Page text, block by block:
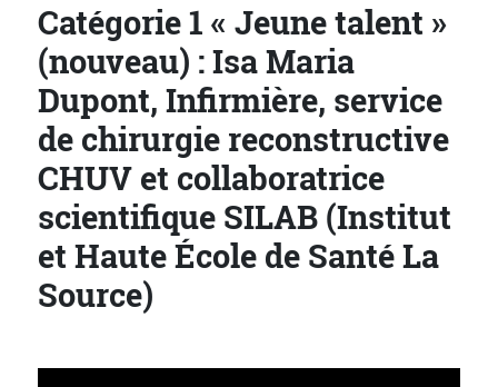
Catégorie 1 « Jeune talent »
(nouveau) : Isa Maria
Dupont, Infirmière, service
de chirurgie reconstructive
CHUV et collaboratrice
scientifique SILAB (Institut
et Haute École de Santé La
Source)